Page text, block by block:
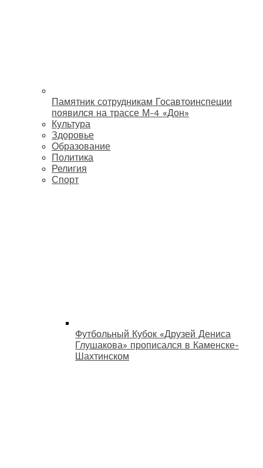
Памятник сотрудникам Госавтоинспеции
появился на трассе М-4 «Дон»
Культура
Здоровье
Образование
Политика
Религия
Спорт
Футбольный Кубок «Друзей Дениса
Глушакова» прописался в Каменске-
Шахтинском